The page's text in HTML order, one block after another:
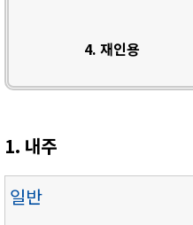
4. 재인용
1. 내주
일반